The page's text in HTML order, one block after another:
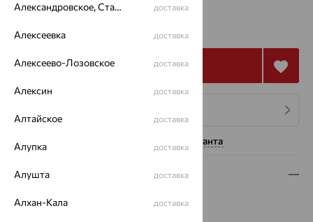
от 54 290
Купить
Нужна помощь консультанта
Описание
Вид изделия:
Александровское, Ставропольский край доставка
Алексеевка доставка
Алексеево-Лозовское доставка
Алексин доставка
Алтайское доставка
Алупка доставка
Алушта доставка
Алхан-Кала доставка